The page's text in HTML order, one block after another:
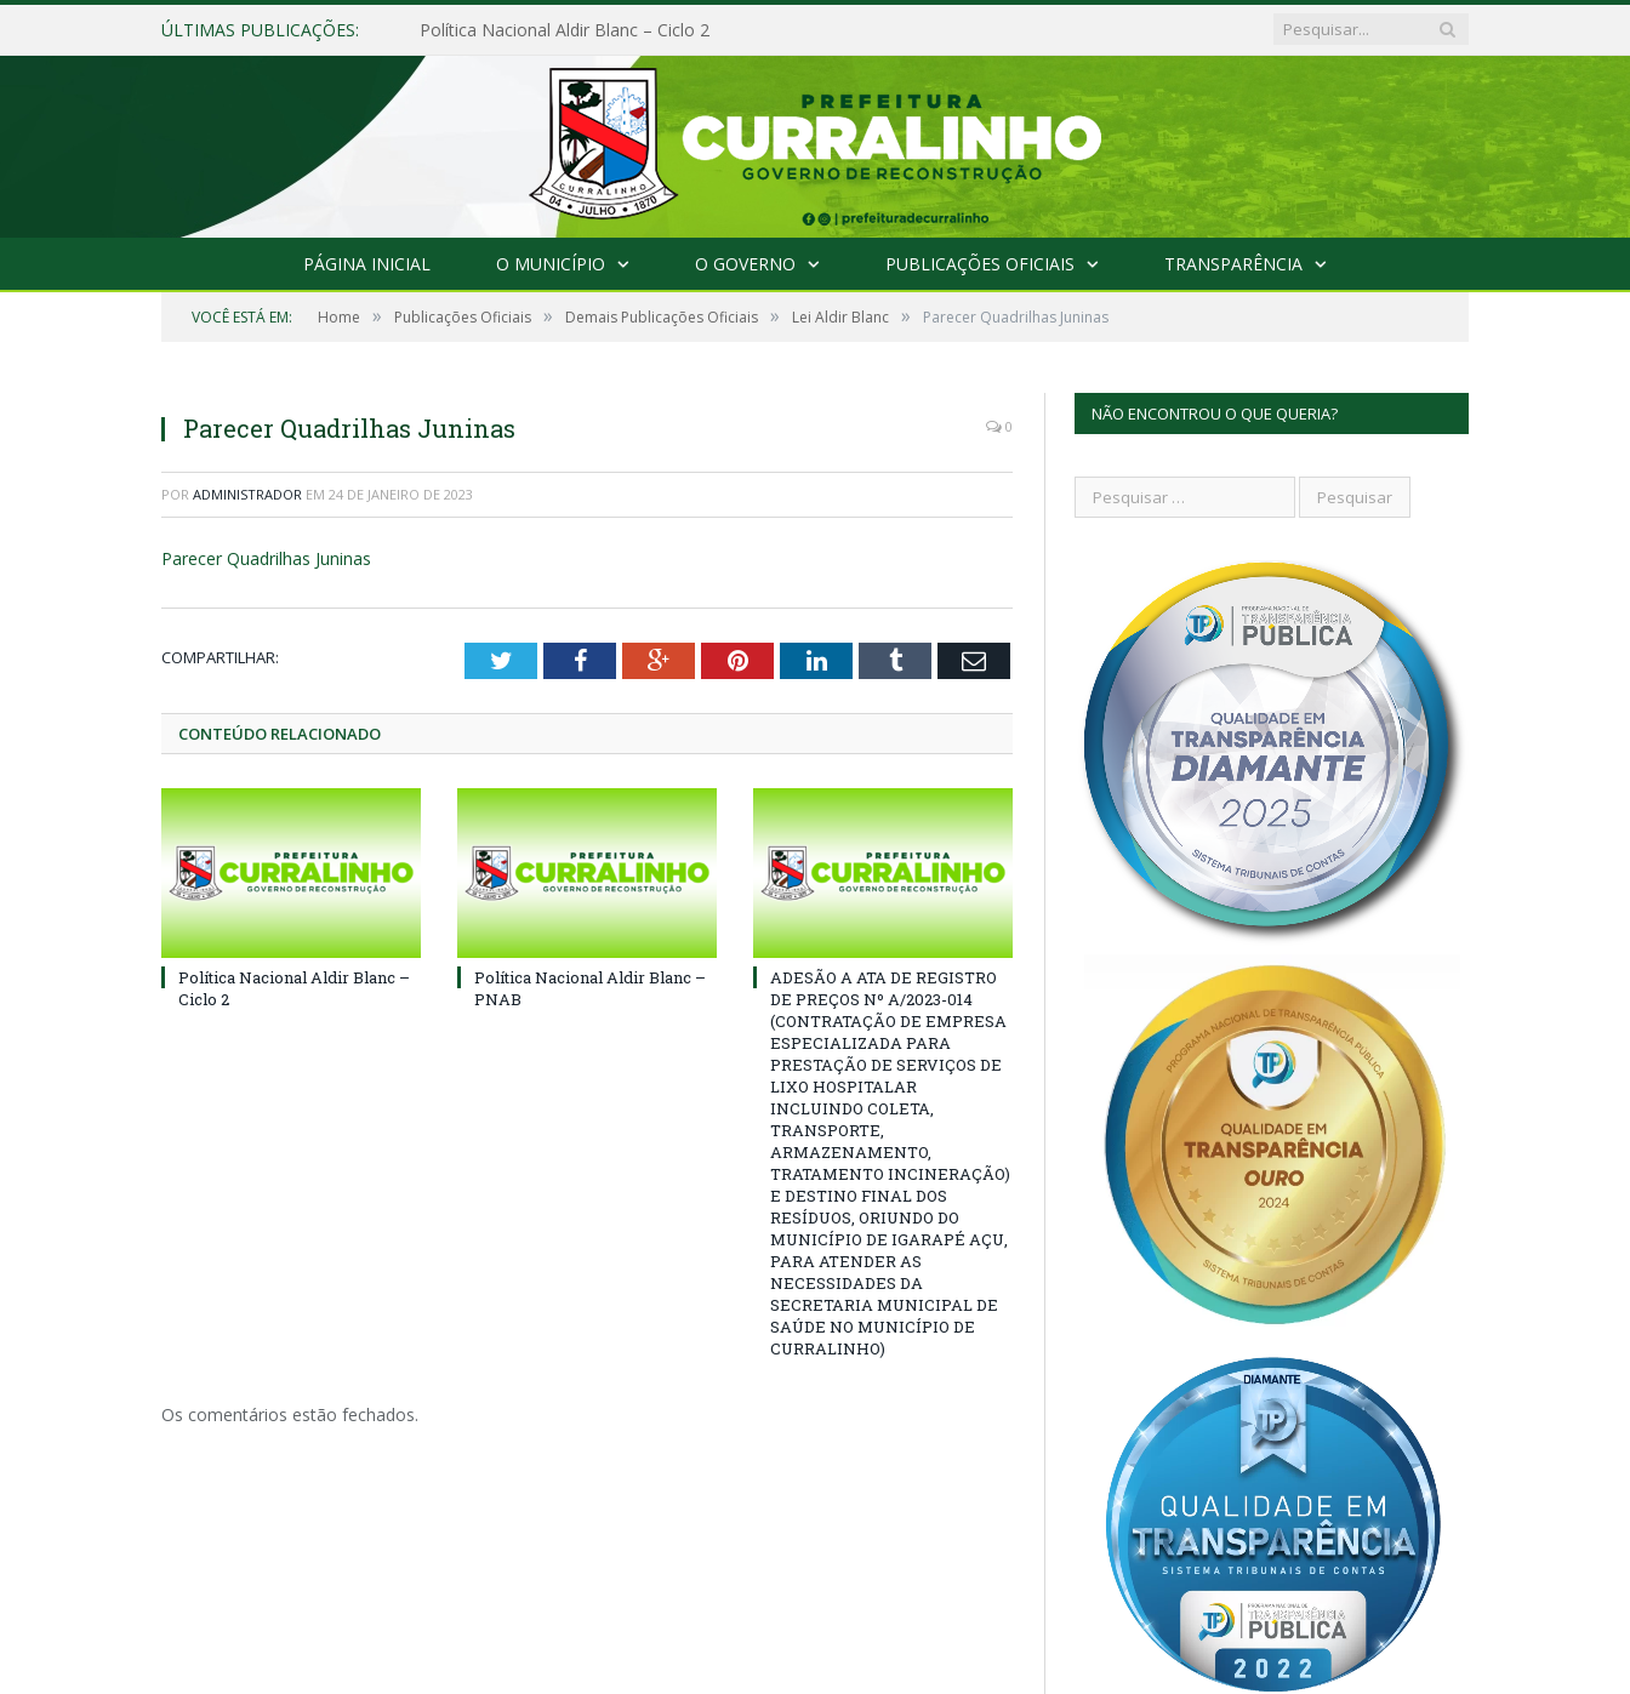
ÚLTIMAS PUBLICAÇÕES: Política Nacional Aldir Blanc – Ciclo 2
PÁGINA INICIAL O MUNICÍPIO O GOVERNO PUBLICAÇÕES OFICIAIS TRANSPARÊNCIA
VOCÊ ESTÁ EM: Home » Publicações Oficiais » Demais Publicações Oficiais » Lei Aldir Blanc » Parecer Quadrilhas Juninas
Parecer Quadrilhas Juninas 0
POR ADMINISTRADOR EM 24 DE JANEIRO DE 2023
Parecer Quadrilhas Juninas
COMPARTILHAR: TwitterFacebookGoogle+PinterestLinkedInTumblr Email
CONTEÚDO RELACIONADO
Política Nacional Aldir Blanc –
Ciclo 2
Política Nacional Aldir Blanc –
PNAB
ADESÃO A ATA DE REGISTRO
DE PREÇOS Nº A/2023-014
(CONTRATAÇÃO DE EMPRESA
ESPECIALIZADA PARA
PRESTAÇÃO DE SERVIÇOS DE
LIXO HOSPITALAR
INCLUINDO COLETA,
TRANSPORTE,
ARMAZENAMENTO,
TRATAMENTO INCINERAÇÃO)
E DESTINO FINAL DOS
RESÍDUOS, ORIUNDO DO
MUNICÍPIO DE IGARAPÉ AÇU,
PARA ATENDER AS
NECESSIDADES DA
SECRETARIA MUNICIPAL DE
SAÚDE NO MUNICÍPIO DE
CURRALINHO)
Os comentários estão fechados.
NÃO ENCONTROU O QUE QUERIA?